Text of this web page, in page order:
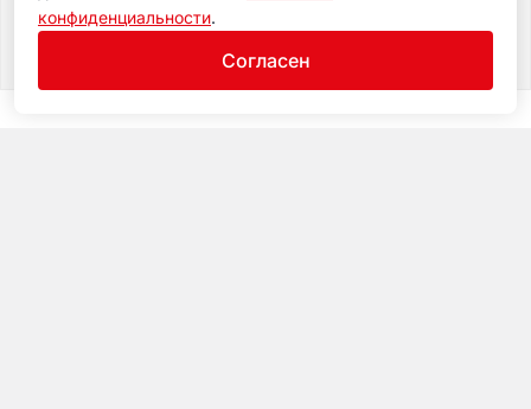
конфиденциальности.
Согласен